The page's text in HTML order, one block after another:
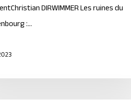
DIRWIMMER Les ruines du
:…